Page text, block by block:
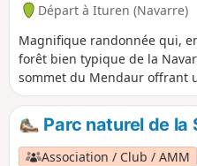
Départ à Ituren (Navarre)
Magnifique randonnée qui,
forêt bien typique de la
sommet du Mendaur offrant
époustouflante. La
la Trinité sera bien sûr un
Parc naturel de la
Association / Club / AMM